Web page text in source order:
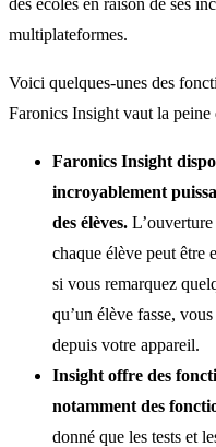
multiplateformes.
Voici quelques-unes des
Faronics Insight vaut la peine
Faronics Insight
incroyablement
des élèves.
chaque élève peut être
si vous remarquez
qu’un élève fasse,
depuis votre appareil.
Insight offre des
notamment des
donné que les tests et